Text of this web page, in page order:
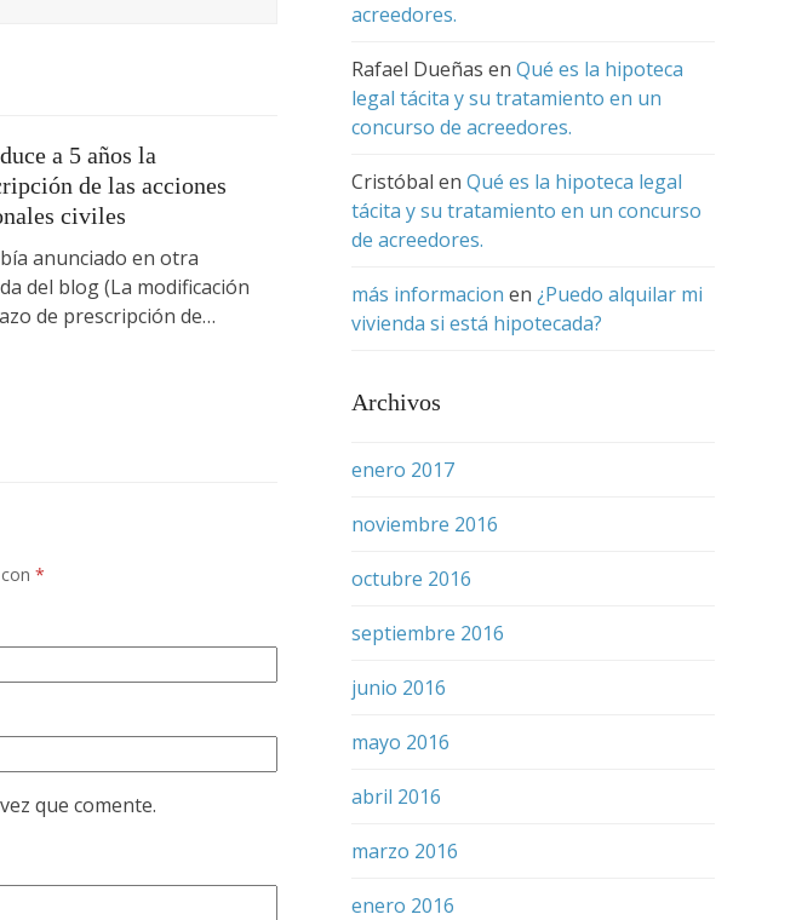
a 5 años la
de las acciones
civiles
anunciado en otra
del blog (La modificación
de prescripción de…
con*
que comente.
acreedores.
Rafael Dueñas en Qué es la hipoteca
legal tácita y su tratamiento en un
concurso de acreedores.
Cristóbal en Qué es la hipoteca legal
tácita y su tratamiento en un concurso
de acreedores.
más informacion en ¿Puedo alquilar mi
vivienda si está hipotecada?
Archivos
enero 2017
noviembre 2016
octubre 2016
septiembre 2016
junio 2016
mayo 2016
abril 2016
marzo 2016
enero 2016